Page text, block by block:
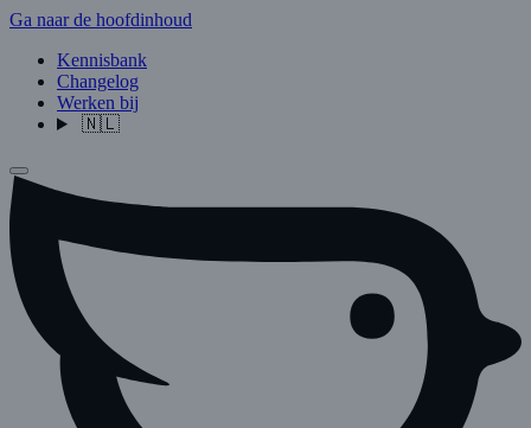
Ga naar de hoofdinhoud
Kennisbank
Changelog
Werken bij
🇳🇱